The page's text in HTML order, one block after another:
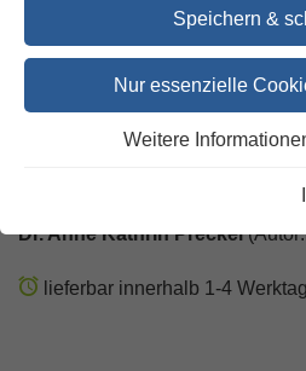
Speichern &
Nur essenzielle
Weitere
Der Synodale
Dr. Anne Kathrin Preckel
lieferbar innerhalb 1-4